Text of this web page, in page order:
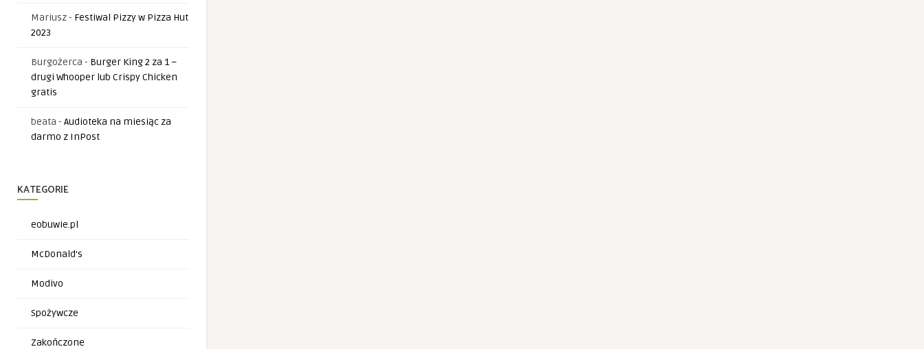
Mariusz- Festiwal Pizzy w Pizza Hut
2023
Burgożerca - Burger King 2 za 1 –
drugi Whooper lub Crispy Chicken
gratis
beata - Audioteka na miesiąc za
darmo z InPost
KATEGORIE
eobuwie.pl
McDonald's
Modivo
Spożywcze
Zakończone